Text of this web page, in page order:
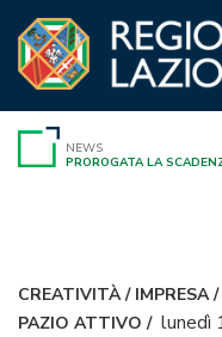
contenuto
NEWS
PROROGATA LA
CREATIVITÀ/ IMPRESA/
PAZIO ATTIVO / lunedì